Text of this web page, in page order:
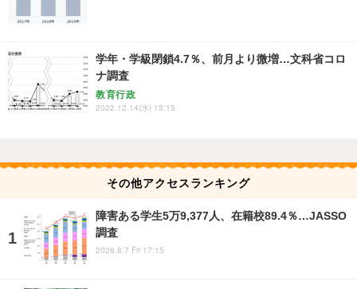
学年・学級閉鎖4.7％、前月より微増…文科省コロ
ナ調査
教育行政
2022.12.14(水) 15:15
その他アクセスランキング
障害ある学生5万9,377人、在籍校89.4％…JASSO
調査
2026.8.7 Fri 17:15